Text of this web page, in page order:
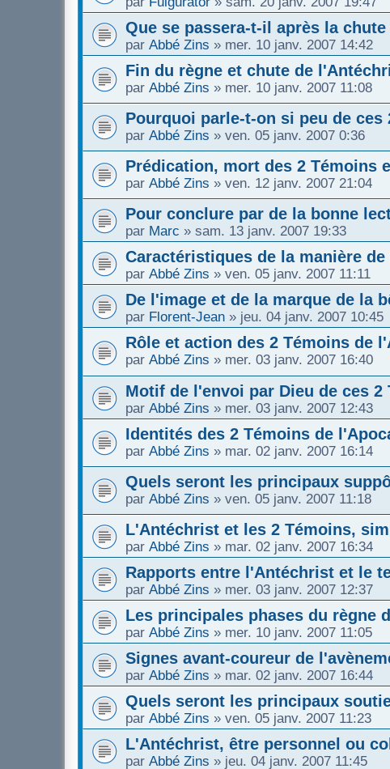
Que se passera-t-il après la
par Abbé Zins » mer. 10 janv. 2007 14:42
Fin du règne et chute de
par Abbé Zins » mer. 10 janv. 2007 11:08
Pourquoi parle-t-on si peu de ces
par Abbé Zins » ven. 05 janv. 2007 0:36
Prédication, mort des 2 Témoins
par Abbé Zins » ven. 12 janv. 2007 21:04
Pour conclure par de la bonne
par Marc » sam. 13 janv. 2007 19:33
Caractéristiques de la manière
par Abbé Zins » ven. 05 janv. 2007 11:11
De l'image et de la marque de la
par Florent-Jean » jeu. 04 janv. 2007 10:45
Rôle et action des 2 Témoins de
par Abbé Zins » mer. 03 janv. 2007 16:40
Motif de l'envoi par Dieu de ces 2
par Abbé Zins » mer. 03 janv. 2007 12:43
Identités des 2 Témoins de
par Abbé Zins » mar. 02 janv. 2007 16:14
Quels seront les principaux
par Abbé Zins » ven. 05 janv. 2007 11:18
L'Antéchrist et les 2 Témoins,
par Abbé Zins » mar. 02 janv. 2007 16:34
Rapports entre l'Antéchrist et le
par Abbé Zins » mer. 03 janv. 2007 12:37
Les principales phases du règne
par Abbé Zins » mer. 10 janv. 2007 11:05
Signes avant-coureur de
par Abbé Zins » mar. 02 janv. 2007 16:44
Quels seront les principaux
par Abbé Zins » ven. 05 janv. 2007 11:23
L'Antéchrist, être personnel ou
par Abbé Zins » jeu. 04 janv. 2007 11:45